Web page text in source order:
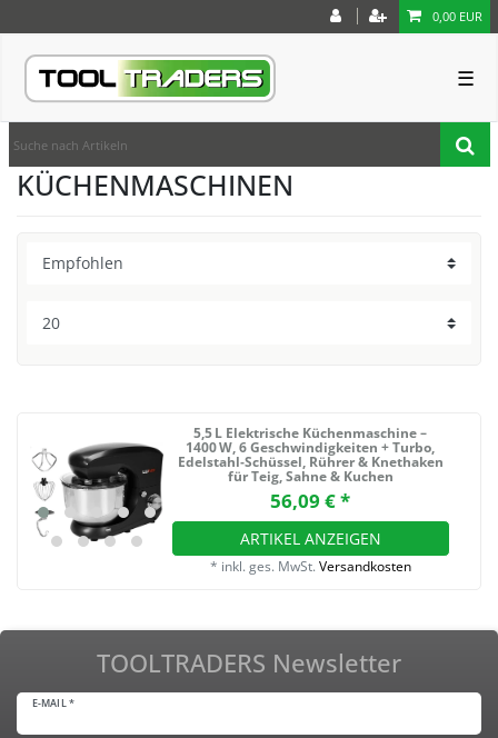
0,00 EUR
☰
KÜCHENMASCHINEN
5,5 L Elektrische Küchenmaschine –
1400 W, 6 Geschwindigkeiten + Turbo,
Edelstahl‑Schüssel, Rührer & Knethaken
für Teig, Sahne & Kuchen
56,09 € *
ARTIKEL ANZEIGEN
* inkl. ges. MwSt. Versandkosten
TOOLTRADERS Newsletter
E-MAIL *